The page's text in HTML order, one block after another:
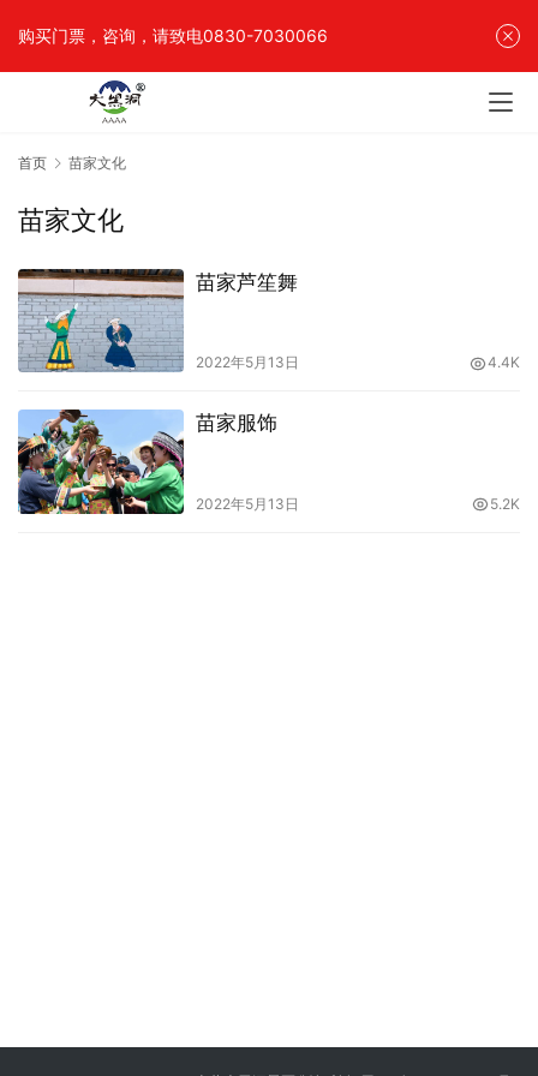
首页 苗家文化
苗家文化
苗家芦笙舞
2022年5月13日 4.4K
苗家服饰
2022年5月13日 5.2K
购买门票，咨询，请致电0830-7030066